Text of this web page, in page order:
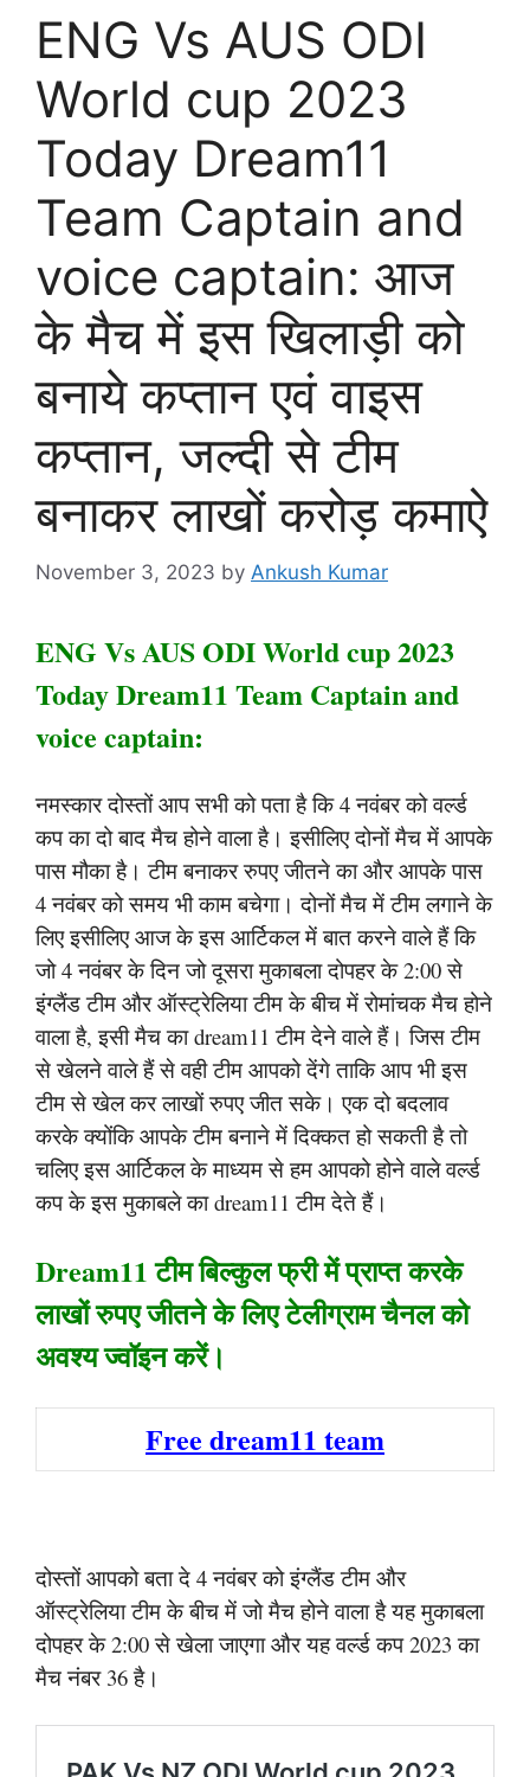
ENG Vs AUS ODI
World cup 2023
Today Dream11
Team Captain and
voice captain: आज
के मैच में इस खिलाड़ी को
बनाये कप्तान एवं वाइस
कप्तान, जल्दी से टीम
बनाकर लाखों करोड़ कमाऐ
November 3, 2023 by Ankush Kumar
ENG Vs AUS ODI World cup 2023
Today Dream11 Team Captain and
voice captain:
नमस्कार दोस्तों आप सभी को पता है कि 4 नवंबर को वर्ल्ड
कप का दो बाद मैच होने वाला है। इसीलिए दोनों मैच में आपके
पास मौका है। टीम बनाकर रुपए जीतने का और आपके पास
4 नवंबर को समय भी काम बचेगा। दोनों मैच में टीम लगाने के
लिए इसीलिए आज के इस आर्टिकल में बात करने वाले हैं कि
जो 4 नवंबर के दिन जो दूसरा मुकाबला दोपहर के 2:00 से
इंग्लैंड टीम और ऑस्ट्रेलिया टीम के बीच में रोमांचक मैच होने
वाला है, इसी मैच का dream11 टीम देने वाले हैं। जिस टीम
से खेलने वाले हैं से वही टीम आपको देंगे ताकि आप भी इस
टीम से खेल कर लाखों रुपए जीत सके। एक दो बदलाव
करके क्योंकि आपके टीम बनाने में दिक्कत हो सकती है तो
चलिए इस आर्टिकल के माध्यम से हम आपको होने वाले वर्ल्ड
कप के इस मुकाबले का dream11 टीम देते हैं।
Dream11 टीम बिल्कुल फ्री में प्राप्त करके
लाखों रुपए जीतने के लिए टेलीग्राम चैनल को
अवश्य ज्वॉइन करें।
Free dream11 team
दोस्तों आपको बता दे 4 नवंबर को इंग्लैंड टीम और
ऑस्ट्रेलिया टीम के बीच में जो मैच होने वाला है यह मुकाबला
दोपहर के 2:00 से खेला जाएगा और यह वर्ल्ड कप 2023 का
मैच नंबर 36 है।